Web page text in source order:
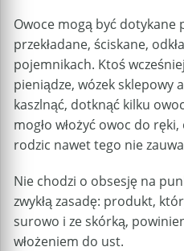
Owoce mogą być dotykane
przekładane, ściskane,
pojemnikach. Ktoś
pieniądze, wózek sklepowy
kaszlnąć, dotknąć kilku
mogło włożyć owoc do
rodzic nawet tego nie
Nie chodzi o obsesję na
zwykłą zasadę: produkt,
surowo i ze skórką,
włożeniem do ust.